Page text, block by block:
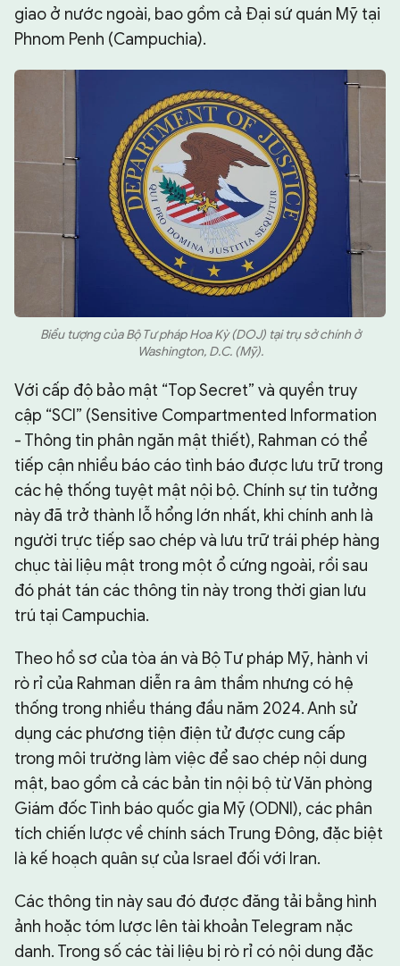
giao ở nước ngoài, bao gồm cả Đại sứ quán Mỹ tại
Phnom Penh (Campuchia).
Biểu tượng của Bộ Tư pháp Hoa Kỳ (DOJ) tại trụ sở chính ở
Washington, D.C. (Mỹ).
Với cấp độ bảo mật “Top Secret” và quyền truy
cập “SCI” (Sensitive Compartmented Information
- Thông tin phân ngăn mật thiết), Rahman có thể
tiếp cận nhiều báo cáo tình báo được lưu trữ trong
các hệ thống tuyệt mật nội bộ. Chính sự tin tưởng
này đã trở thành lỗ hổng lớn nhất, khi chính anh là
người trực tiếp sao chép và lưu trữ trái phép hàng
chục tài liệu mật trong một ổ cứng ngoài, rồi sau
đó phát tán các thông tin này trong thời gian lưu
trú tại Campuchia.
Theo hồ sơ của tòa án và Bộ Tư pháp Mỹ, hành vi
rò rỉ của Rahman diễn ra âm thầm nhưng có hệ
thống trong nhiều tháng đầu năm 2024. Anh sử
dụng các phương tiện điện tử được cung cấp
trong môi trường làm việc để sao chép nội dung
mật, bao gồm cả các bản tin nội bộ từ Văn phòng
Giám đốc Tình báo quốc gia Mỹ (ODNI), các phân
tích chiến lược về chính sách Trung Đông, đặc biệt
là kế hoạch quân sự của Israel đối với Iran.
Các thông tin này sau đó được đăng tải bằng hình
ảnh hoặc tóm lược lên tài khoản Telegram nặc
danh. Trong số các tài liệu bị rò rỉ có nội dung đặc